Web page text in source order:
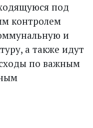
под
контролем
и
а также идут
по важным